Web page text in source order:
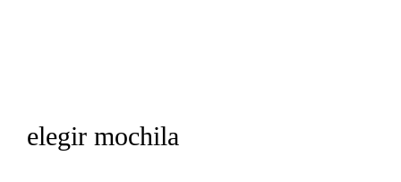
elegir mochila